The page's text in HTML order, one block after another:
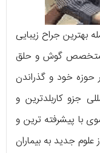
جراح زیبایی
متخصص گوش و حلق
خود و گذراندن
جزو کاربلدترین و
با پیشرفته ترین و
جدید به بیماران